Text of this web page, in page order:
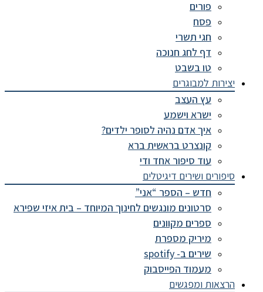
פורים
פסח
חגי תשרי
דף לחג חנוכה
טו בשבט
יצירות למבוגרים
עץ העצב
ישרא וישמע
איך אדם נהיה לסופר ילדים?
קונצרט בראשית ברא
עוד סיפור אחד ודי
סיפורים ושירים דיגיטלים
חדש – הספר “אני”
סרטונים מונגשים לחינוך המיוחד – בית איזי שפירא
ספרים מקוונים
מיריק מספרת
שירים ב- spotify
מעמוד הפייסבוק
הרצאות ומפגשים